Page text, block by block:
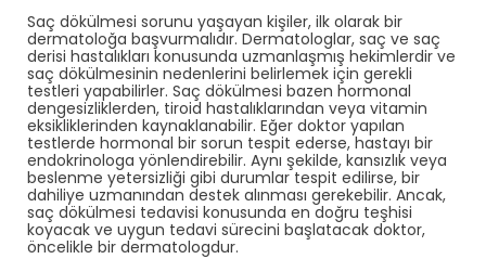
Saç dökülmesi sorunu yaşayan kişiler, ilk olarak bir
dermatoloğa başvurmalıdır. Dermatologlar, saç ve saç
derisi hastalıkları konusunda uzmanlaşmış hekimlerdir ve
saç dökülmesinin nedenlerini belirlemek için gerekli
testleri yapabilirler. Saç dökülmesi bazen hormonal
dengesizliklerden, tiroid hastalıklarından veya vitamin
eksikliklerinden kaynaklanabilir. Eğer doktor yapılan
testlerde hormonal bir sorun tespit ederse, hastayı bir
endokrinologa yönlendirebilir. Aynı şekilde, kansızlık veya
beslenme yetersizliği gibi durumlar tespit edilirse, bir
dahiliye uzmanından destek alınması gerekebilir. Ancak,
saç dökülmesi tedavisi konusunda en doğru teşhisi
koyacak ve uygun tedavi sürecini başlatacak doktor,
öncelikle bir dermatologdur.